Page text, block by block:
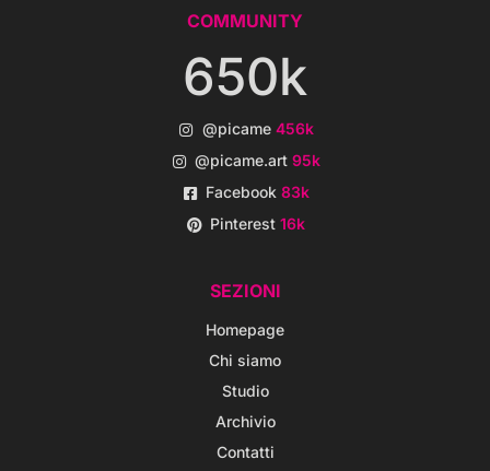
COMMUNITY
650k
@picame 456k
@picame.art95k
Facebook83k
Pinterest16k
SEZIONI
Homepage
Chi siamo
Studio
Archivio
Contatti